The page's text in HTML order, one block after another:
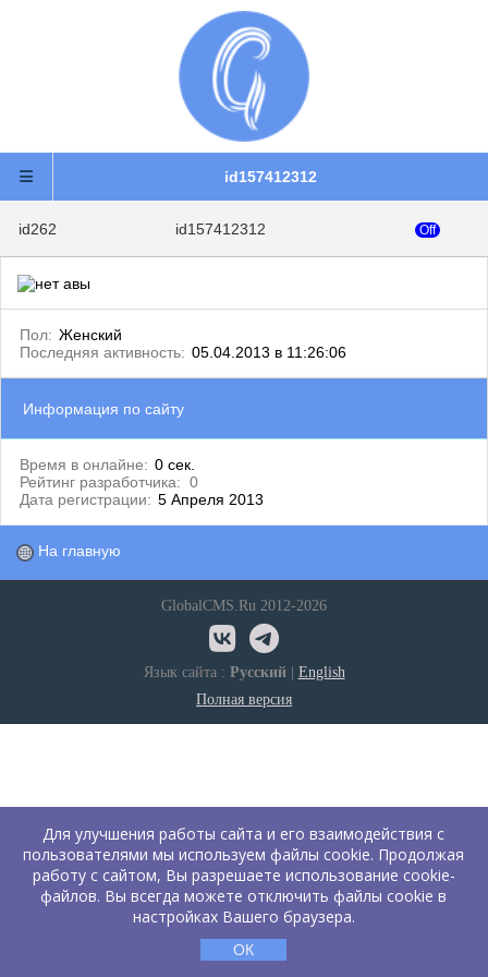
id157412312
id262 id157412312 Off
Пол: Женский
Последняя активность: 05.04.2013 в 11:26:06
Информация по сайту
Время в онлайне: 0 сек.
Рейтинг разработчика: 0
Дата регистрации: 5 Апреля 2013
На главную
GlobalCMS.Ru 2012-2026
Язык сайта : Русский| English
Полная версия
Для улучшения работы сайта и его взаимодействия с
пользователями мы используем файлы cookie. Продолжая
работу с сайтом, Вы разрешаете использование cookie-
файлов. Вы всегда можете отключить файлы cookie в
настройках Вашего браузера.
ОК